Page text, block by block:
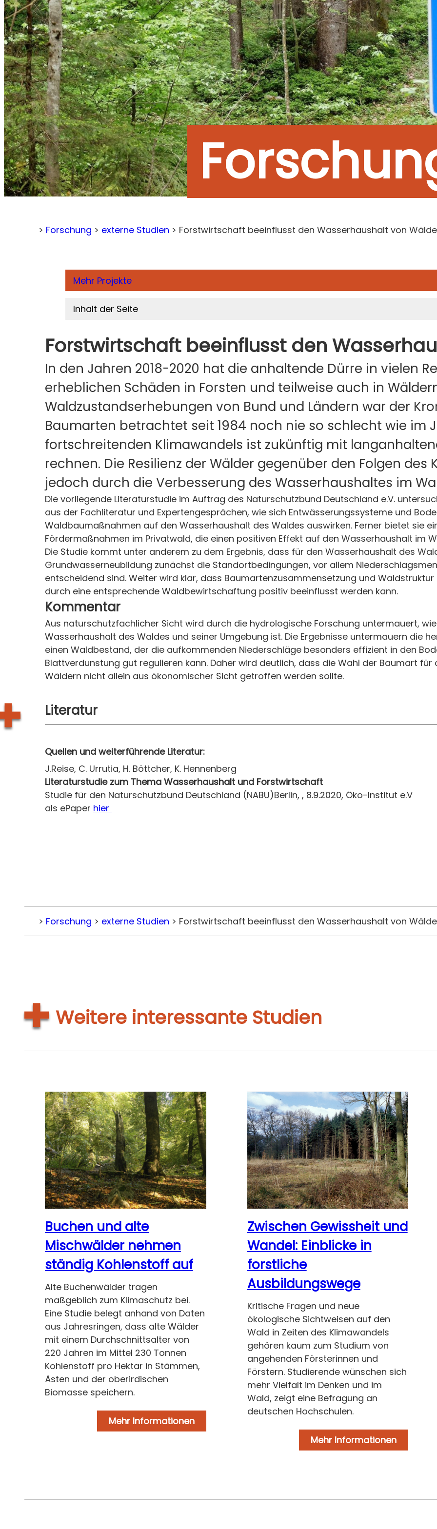
Home
> Forschung > externe Studien > Forstwirtschaft beeinflusst den Wasserhaushalt von
Mehr Projekte
Inhalt der Seite
Forstwirtschaft beeinflusst den
In den Jahren 2018-2020 hat die anhaltende Dürre in vielen
erheblichen Schäden in Forsten und teilweise auch in
Waldzustandserhebungen von Bund und Ländern war der
Baumarten betrachtet seit 1984 noch nie so schlecht wie im
fortschreitenden Klimawandels ist zukünftig mit
rechnen. Die Resilienz der Wälder gegenüber den Folgen des
jedoch durch die Verbesserung des Wasserhaushaltes im
Die vorliegende Literaturstudie im Auftrag des Naturschutzbund Deutschland e.V.
aus der Fachliteratur und Expertengesprächen, wie sich Entwässerungssysteme und
Waldbaumaßnahmen auf den Wasserhaushalt des Waldes auswirken. Ferner bietet sie
Fördermaßnahmen im Privatwald, die einen positiven Effekt auf den Wasserhaushalt im
Die Studie kommt unter anderem zu dem Ergebnis, dass für den Wasserhaushalt des
Grundwasserneubildung zunächst die Standortbedingungen, vor allem
entscheidend sind. Weiter wird klar, dass Baumartenzusammensetzung und
durch eine entsprechende Waldbewirtschaftung positiv beeinflusst werden kann.
Kommentar
Aus naturschutzfachlicher Sicht wird durch die hydrologische Forschung untermauert,
Wasserhaushalt des Waldes und seiner Umgebung ist. Die Ergebnisse untermauern die
einen Waldbestand, der die aufkommenden Niederschläge besonders effizient in den
Blattverdunstung gut regulieren kann. Daher wird deutlich, dass die Wahl der Baumart
Wäldern nicht allein aus ökonomischer Sicht getroffen werden sollte.
Literatur
Quellen und weiterführende Literatur:
J.Reise, C. Urrutia, H. Böttcher, K. Hennenberg
Literaturstudie zum Thema Wasserhaushalt und Forstwirtschaft
Studie für den Naturschutzbund Deutschland (NABU)Berlin, , 8.9.2020, Öko-Institut e.V
als ePaper hier
Home
> Forschung > externe Studien > Forstwirtschaft beeinflusst den Wasserhaushalt von
Weitere interessante Studien
Buchen und alte
Mischwälder nehmen
ständig Kohlenstoff auf
Alte Buchenwälder tragen
maßgeblich zum Klimaschutz bei.
Eine Studie belegt anhand von Daten
aus Jahresringen, dass alte Wälder
mit einem Durchschnittsalter von
220 Jahren im Mittel 230 Tonnen
Kohlenstoff pro Hektar in Stämmen,
Ästen und der oberirdischen
Biomasse speichern.
Mehr Informationen
Zwischen Gewissheit und
Wandel: Einblicke in
forstliche
Ausbildungswege
Kritische Fragen und neue
ökologische Sichtweisen auf den
Wald in Zeiten des Klimawandels
gehören kaum zum Studium von
angehenden Försterinnen und
Förstern. Studierende wünschen sich
mehr Vielfalt im Denken und im
Wald, zeigt eine Befragung an
deutschen Hochschulen.
Mehr Informationen